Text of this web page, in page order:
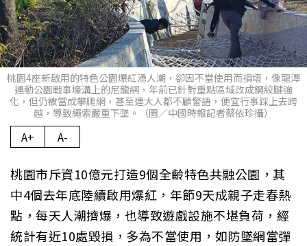
桃園4座新啟用的特色公園爆紅湧人潮，卻因不當使用而損壞，像龍潭
運動公園戰事壕溝上的尼龍網，年前已針對重點區域改成鋼絞腱強
化，但仍被當成攀爬網，甚至連大人都不顧警語，便宜行事踩上去跨
越，導致繩索嚴重下墜。（圖／中國時報記者蔡依珍攝）
A+ A-
桃園市斥資10億元打造9個全齡特色共融公園，其
中4個去年底陸續啟用爆紅，年節9天成親子走春熱
點，每天人潮擠爆，也導致遊戲設施不堪負荷，經
統計有近10處毀損，多為不當使用，如防墜網當彈